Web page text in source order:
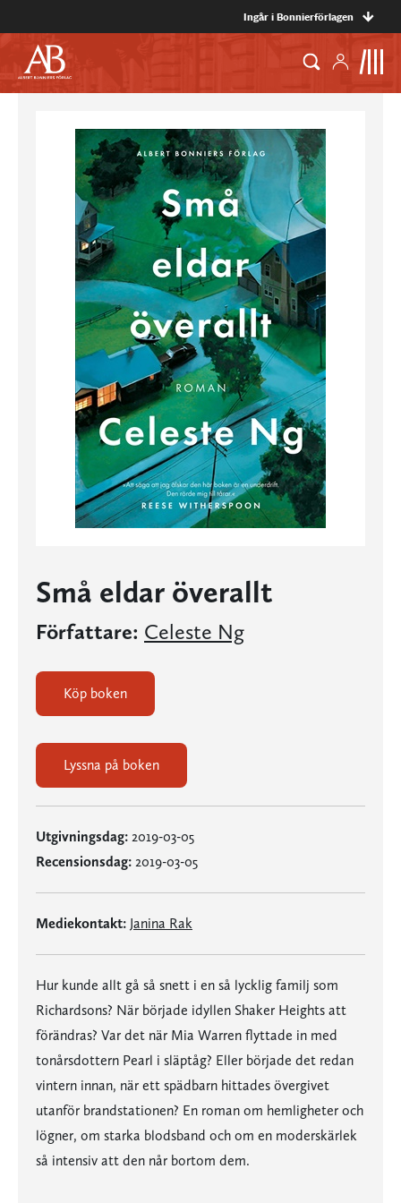
Ingår i Bonnierförlagen
Små eldar överallt
Författare: Celeste Ng
Köp boken
Lyssna på boken
Utgivningsdag: 2019-03-05
Recensionsdag: 2019-03-05
Mediekontakt: Janina Rak
Hur kunde allt gå så snett i en så lycklig familj som
Richardsons? När började idyllen Shaker Heights att
förändras? Var det när Mia Warren flyttade in med
tonårsdottern Pearl i släptåg? Eller började det redan
vintern innan, när ett spädbarn hittades övergivet
utanför brandstationen? En roman om hemligheter och
lögner, om starka blodsband och om en moderskärlek
så intensiv att den når bortom dem.